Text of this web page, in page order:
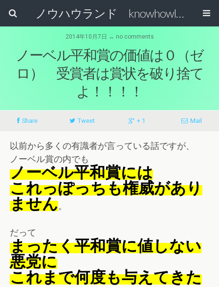
ノウハウランド knowhowland
2014年10月7日 ↔ no comments
ノーベル平和賞の価値は０（ゼ
ロ） 受賞者は賞状を破り捨て
よ！！！！
Share Tweet + 1 Mail
以前から多くの有識者が言っている話ですが、
ノーベル賞の内でも
ノーベル平和賞には
これっぽっちも権威があり
ません。
だって
まったく平和賞に値しない
悪党に
これまで何度も与えてきた